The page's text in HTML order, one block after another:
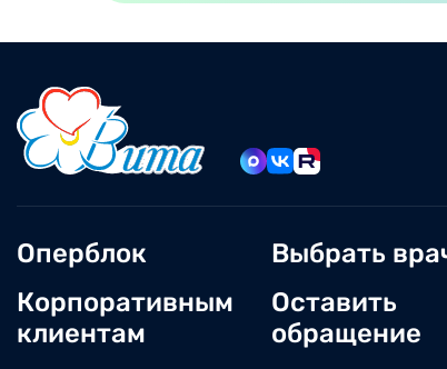
Оперблок
Корпоративным
клиентам
Выбрать
Оставить
обращение